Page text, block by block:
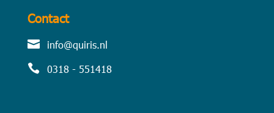
Contact
 info@quiris.nl
 0318 - 551418